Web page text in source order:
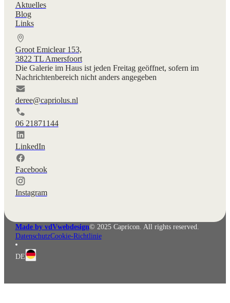
Aktuelles
Blog
Links
Groot Emiclear 153,
3822 TL Amersfoort
Die Galerie im Haus ist jeden Freitag geöffnet, sofern im
Nachrichtenbereich nicht anders angegeben
deree@capriolus.nl
06 21871144
LinkedIn
Facebook
Instagram
Made by vdVwebdesign© 2025 Capricon. All rights reserved.
DatenschutzCookie-Richtlinie
DE